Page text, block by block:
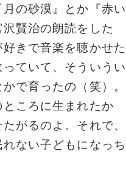
の砂漠』とか『赤い
賢治の朗読をした
きで音楽を聴かせた
ていて、そういうい
で育ったの（笑）。
ころに生まれたか
がるのよ。それで、
ない子どもになっち